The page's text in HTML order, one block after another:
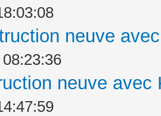
neuve
neuve avec